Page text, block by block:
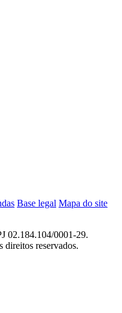
Base legal Mapa do site
02.184.104/0001-29.
reservados.